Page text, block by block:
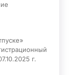
г.